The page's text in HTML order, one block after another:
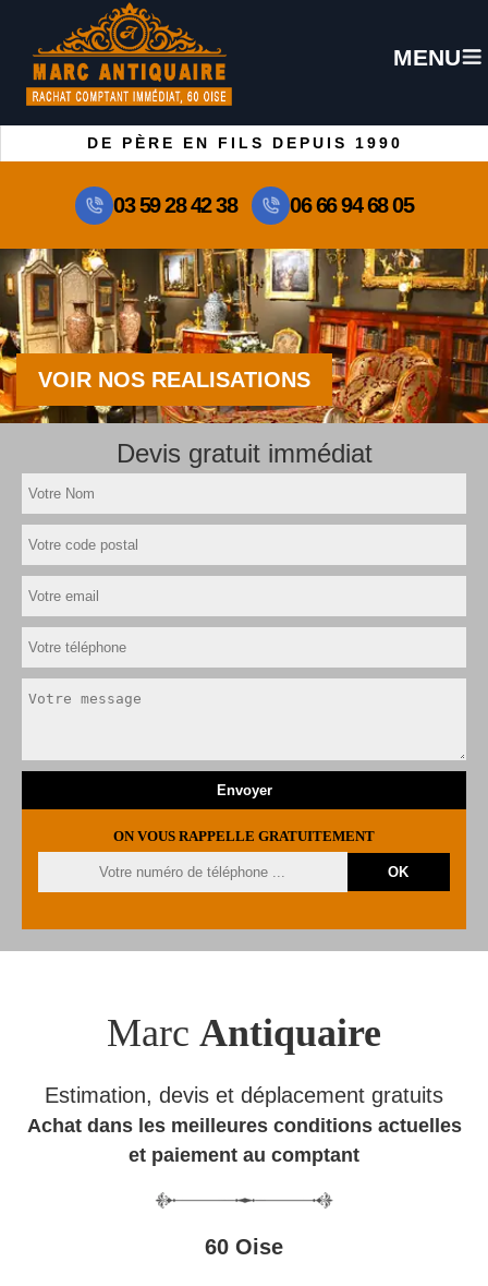
MENU
DE PÈRE EN FILS DEPUIS 1990
03 59 28 42 38 06 66 94 68 05
VOIR NOS REALISATIONS
Devis gratuit immédiat
ON VOUS RAPPELLE GRATUITEMENT
Marc Antiquaire
Estimation, devis et déplacement gratuits
Achat dans les meilleures conditions actuelles
et paiement au comptant
60 Oise